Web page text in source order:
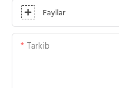
Fayllar
Tarkib